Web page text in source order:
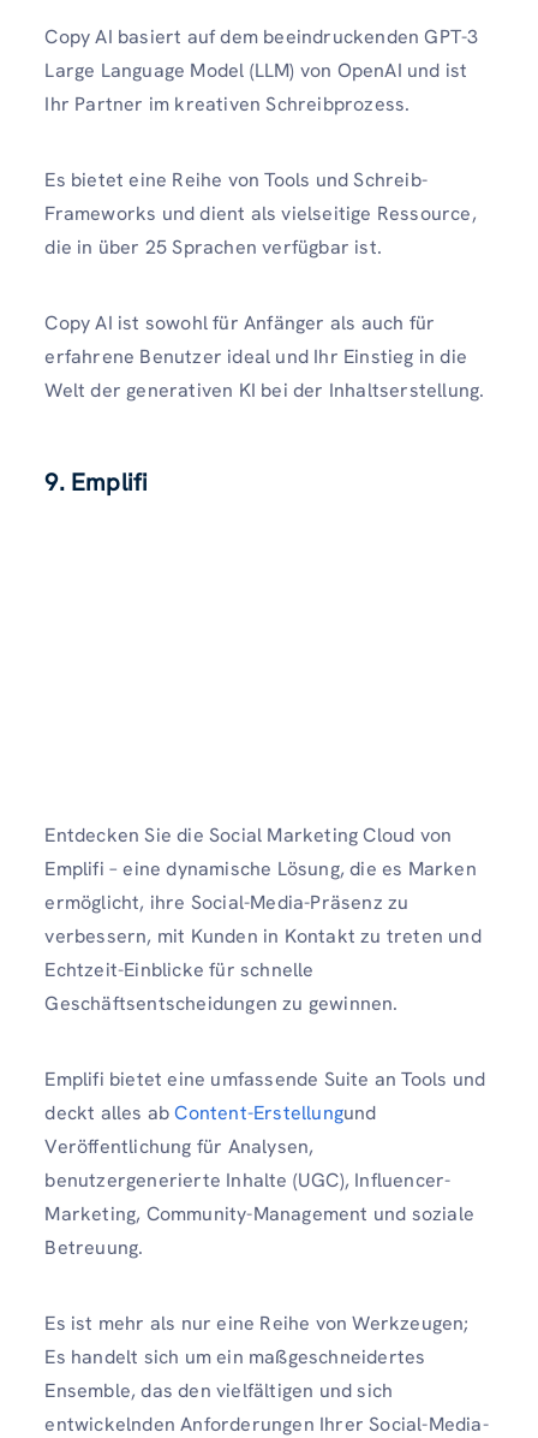
Copy AI basiert auf dem beeindruckenden GPT-3
Large Language Model (LLM) von OpenAI und ist
Ihr Partner im kreativen Schreibprozess.
Es bietet eine Reihe von Tools und Schreib-
Frameworks und dient als vielseitige Ressource,
die in über 25 Sprachen verfügbar ist.
Copy AI ist sowohl für Anfänger als auch für
erfahrene Benutzer ideal und Ihr Einstieg in die
Welt der generativen KI bei der Inhaltserstellung.
9. Emplifi
Entdecken Sie die Social Marketing Cloud von
Emplifi – eine dynamische Lösung, die es Marken
ermöglicht, ihre Social-Media-Präsenz zu
verbessern, mit Kunden in Kontakt zu treten und
Echtzeit-Einblicke für schnelle
Geschäftsentscheidungen zu gewinnen.
Emplifi bietet eine umfassende Suite an Tools und
deckt alles abContent-Erstellungund
Veröffentlichung für Analysen,
benutzergenerierte Inhalte (UGC), Influencer-
Marketing, Community-Management und soziale
Betreuung.
Es ist mehr als nur eine Reihe von Werkzeugen;
Es handelt sich um ein maßgeschneidertes
Ensemble, das den vielfältigen und sich
entwickelnden Anforderungen Ihrer Social-Media-